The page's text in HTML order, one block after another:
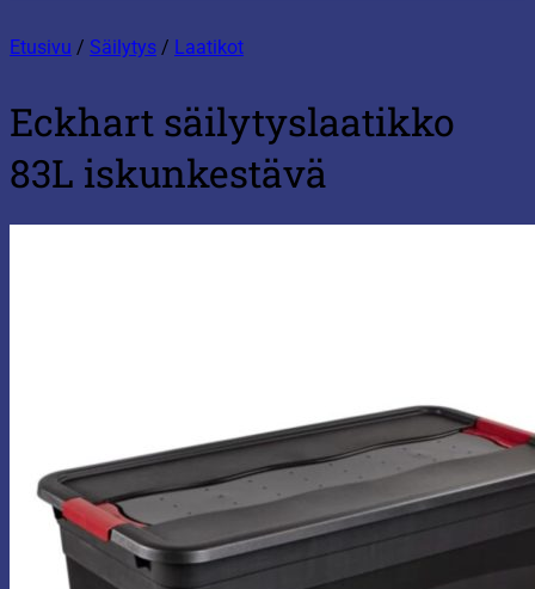
Etusivu / Säilytys / Laatikot
Eckhart säilytyslaatikko
83L iskunkestävä